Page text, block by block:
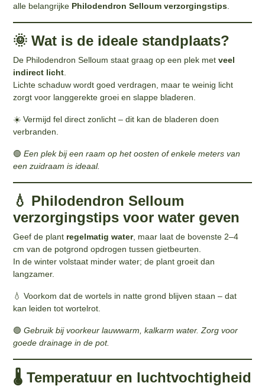
alle belangrijke Philodendron Selloum verzorgingstips
🌞 Wat is de ideale standplaats?
De Philodendron Selloum staat graag op een plek metveel
indirect licht
Lichte schaduw wordt goed verdragen, maar te weinig licht
zorgt voor langgerekte groei en slappe bladeren.
☀️ Vermijd fel direct zonlicht – dit kan de bladeren doen
verbranden.
🟢Een plek bij een raam op het oosten of enkele meters van
een zuidraam is ideaal.
💧 Philodendron Selloum
verzorgingstips voor water geven
Geef de plant regelmatig water, maar laat de bovenste 2–4
cm van de potgrond opdrogen tussen gietbeurten.
In de winter volstaat minder water; de plant groeit dan
langzamer.
💧 Voorkom dat de wortels in natte grond blijven staan – dat
kan leiden tot wortelrot.
🟢Gebruik bij voorkeur lauwwarm, kalkarm water. Zorg voor
goede drainage in de pot.
🌡️ Temperatuur en luchtvochtigheid